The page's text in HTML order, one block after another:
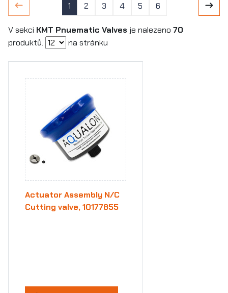
1 2 3 4 5 6
V sekci KMT Pnuematic Valves je nalezeno 70
produktů.
na stránku
Actuator Assembly N/C
Cutting valve, 10177855